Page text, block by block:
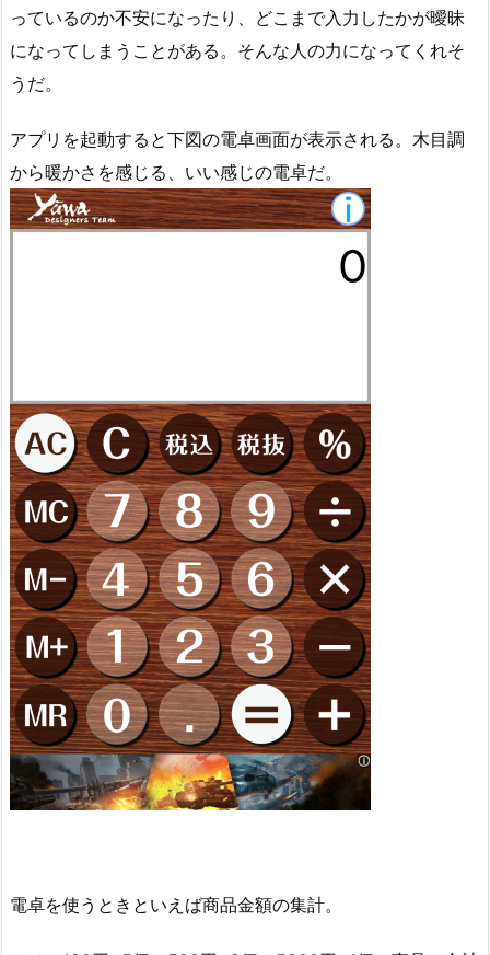
っているのか不安になったり、どこまで入力したかが曖昧
になってしまうことがある。そんな人の力になってくれそ
うだ。
アプリを起動すると下図の電卓画面が表示される。木目調
から暖かさを感じる、いい感じの電卓だ。
電卓を使うときといえば商品金額の集計。